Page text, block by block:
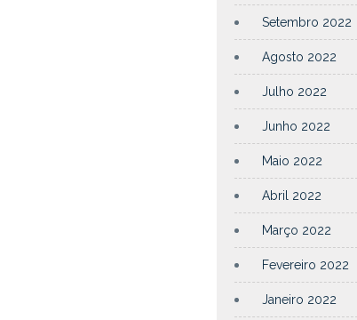
Setembro 2022
Agosto 2022
Julho 2022
Junho 2022
Maio 2022
Abril 2022
Março 2022
Fevereiro 2022
Janeiro 2022